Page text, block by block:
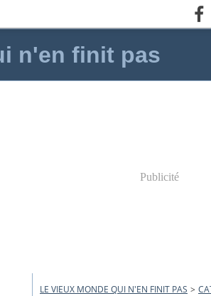
n'en finit pas
Publicité
LE VIEUX MONDE QUI N'EN FINIT PAS >